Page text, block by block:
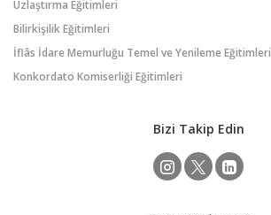
Uzlaştırma Eğitimleri
Bilirkişilik Eğitimleri
İflâs İdare Memurluğu Temel ve Yenileme Eğitimleri
Konkordato Komiserliği Eğitimleri
Bizi Takip Edin